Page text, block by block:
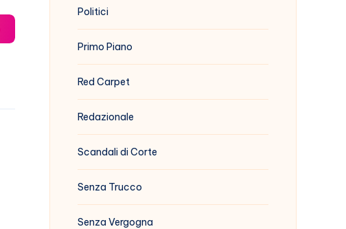
Politici
Primo Piano
Red Carpet
Redazionale
Scandali di Corte
Senza Trucco
Senza Vergogna